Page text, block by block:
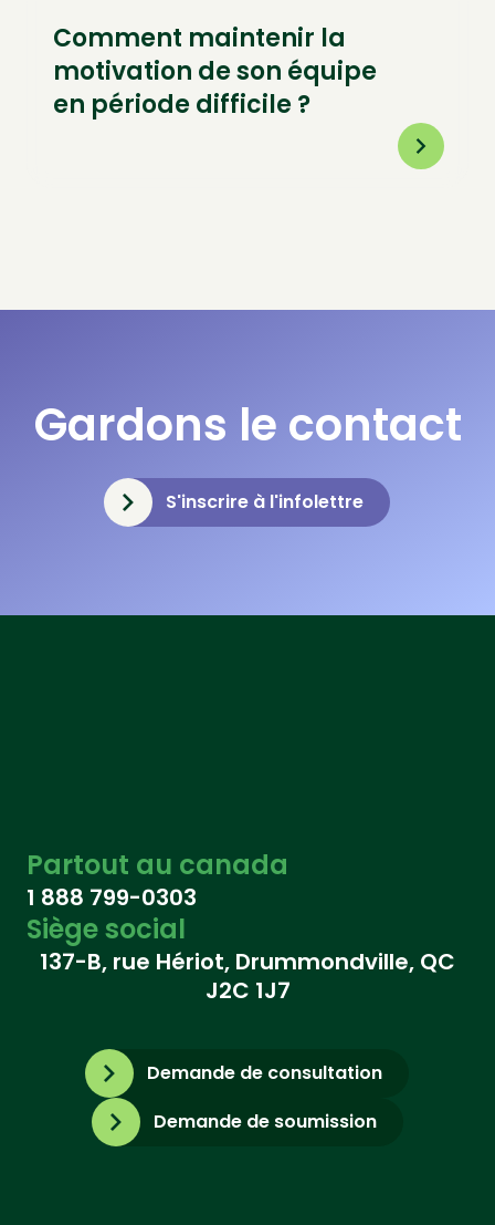
Comment maintenir la
motivation de son équipe
en période difficile ?
Gardons le contact
S'inscrire à l'infolettre
Partout au canada
1 888 799-0303
Siège social
137-B, rue Hériot, Drummondville, QC
J2C 1J7
Demande de consultation
Demande de soumission